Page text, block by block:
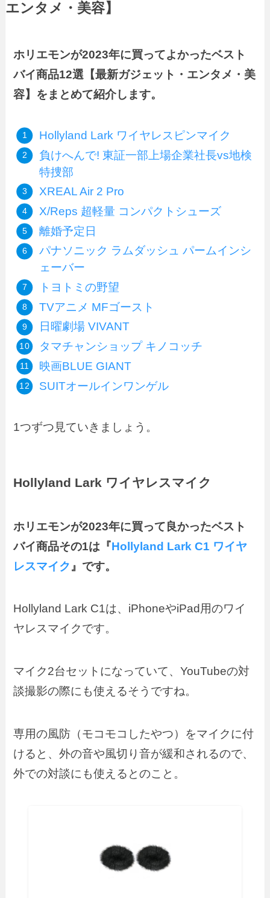
エンタメ・美容】
ホリエモンが2023年に買ってよかったベスト
バイ商品12選【最新ガジェット・エンタメ・美
容】をまとめて紹介します。
Hollyland Lark ワイヤレスピンマイク
負けへんで! 東証一部上場企業社長vs地検
特捜部
XREAL Air 2 Pro
X/Reps 超軽量 コンパクトシューズ
離婚予定日
パナソニック ラムダッシュ パームインシ
ェーバー
トヨトミの野望
TVアニメ MFゴースト
日曜劇場 VIVANT
タマチャンショップ キノコッチ
映画BLUE GIANT
SUITオールインワンゲル
1つずつ見ていきましょう。
Hollyland Lark ワイヤレスマイク
ホリエモンが2023年に買って良かったベスト
バイ商品その1は『Hollyland Lark C1 ワイヤ
レスマイク 』です。
Hollyland Lark C1は、iPhoneやiPad用のワイ
ヤレスマイクです。
マイク2台セットになっていて、YouTubeの対
談撮影の際にも使えるそうですね。
専用の風防（モコモコしたやつ）をマイクに付
けると、外の音や風切り音が緩和されるので、
外での対談にも使えるとのこと。